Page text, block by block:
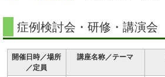
症例検討会・研修・講演会
開催日時／場所
／定員
講座名称／テーマ